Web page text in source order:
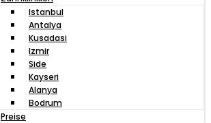
Istanbul
Antalya
Kusadasi
Izmir
Side
Kayseri
Alanya
Bodrum
Preise